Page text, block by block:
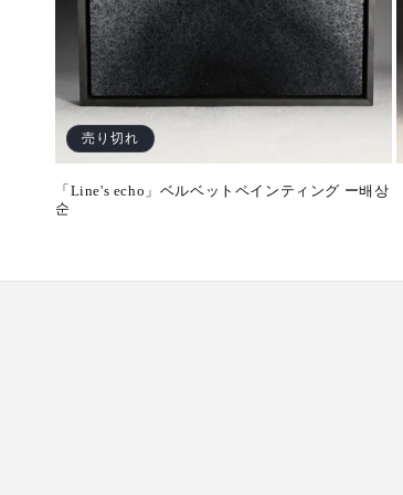
売り切れ
「Line's echo」ベルベットペインティング ー배상
순